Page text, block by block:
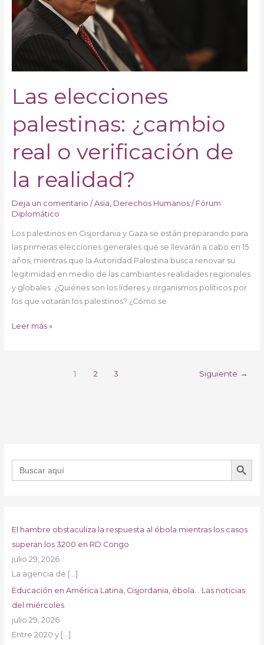
Las elecciones
palestinas: ¿cambio
real o verificación de
la realidad?
Deja un comentario /Asia Derechos Humanos/ Fórum
Diplomático
Los palestinos en Cisjordania y Gaza se están preparando para
las primeras elecciones generales que se llevarán a cabo en 15
años, mientras que la Autoridad Palestina busca renovar su
legitimidad en medio de las cambiantes realidades regionales
y globales. ¿Quiénes son los líderes y organismos políticos por
los que votarán los palestinos? ¿Cómo se
verificación
de
la
realidad?
Leer más »
1 2 3 Siguiente →
Buscar: BOTÓN DE
El hambre obstaculiza la respuesta al ébola mientras los casos
superan los 3200 en RD Congo
julio 29, 2026
La agencia de […]
Educación en América Latina, Cisjordania, ébola… Las noticias
del miércoles
julio 29, 2026
Entre 2020 y […]